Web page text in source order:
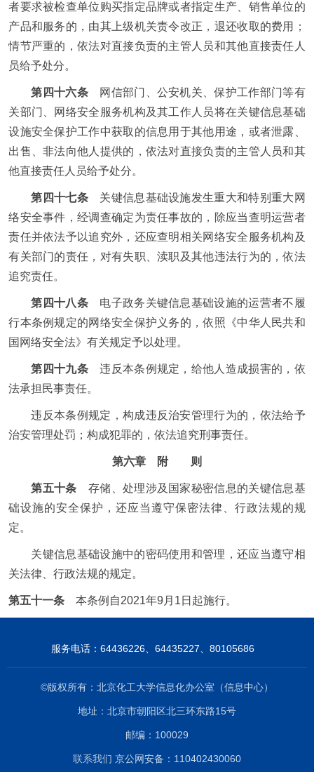
者要求被检查单位购买指定品牌或者指定生产、销售单位的
产品和服务的，由其上级机关责令改正，退还收取的费用；
情节严重的，依法对直接负责的主管人员和其他直接责任人
员给予处分。
第四十六条网信部门、公安机关、保护工作部门等有
关部门、网络安全服务机构及其工作人员将在关键信息基础
设施安全保护工作中获取的信息用于其他用途，或者泄露、
出售、非法向他人提供的，依法对直接负责的主管人员和其
他直接责任人员给予处分。
第四十七条关键信息基础设施发生重大和特别重大网
络安全事件，经调查确定为责任事故的，除应当查明运营者
责任并依法予以追究外，还应查明相关网络安全服务机构及
有关部门的责任，对有失职、渎职及其他违法行为的，依法
追究责任。
第四十八条 电子政务关键信息基础设施的运营者不履
行本条例规定的网络安全保护义务的，依照《中华人民共和
国网络安全法》有关规定予以处理。
第四十九条违反本条例规定，给他人造成损害的，依
法承担民事责任。
违反本条例规定，构成违反治安管理行为的，依法给予
治安管理处罚；构成犯罪的，依法追究刑事责任。
第六章 附 则
第五十条 存储、处理涉及国家秘密信息的关键信息基
础设施的安全保护，还应当遵守保密法律、行政法规的规
定。
关键信息基础设施中的密码使用和管理，还应当遵守相
关法律、行政法规的规定。
第五十一条本条例自2021年9月1日起施行。
服务电话：64436226、64435227、80105686
©版权所有：北京化工大学信息化办公室（信息中心）
地址：北京市朝阳区北三环东路15号
邮编：100029
联系我们 京公网安备：110402430060